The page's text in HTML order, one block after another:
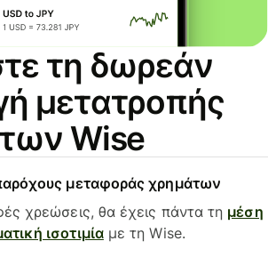
τη δωρεάν
μετατροπής
Wise
μεταφοράς χρημάτων
χρεώσεις, θα έχεις πάντα τη μέση
ισοτιμίαμε τη Wise.